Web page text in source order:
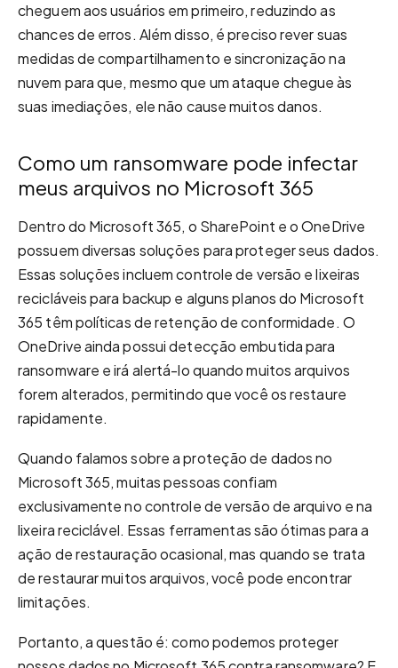
cheguem aos usuários em primeiro, reduzindo as
chances de erros. Além disso, é preciso rever suas
medidas de compartilhamento e sincronização na
nuvem para que, mesmo que um ataque chegue às
suas imediações, ele não cause muitos danos.
Como um ransomware pode infectar
meus arquivos no Microsoft 365
Dentro do Microsoft 365, o SharePoint e o OneDrive
possuem diversas soluções para proteger seus dados.
Essas soluções incluem controle de versão e lixeiras
recicláveis para backup e alguns planos do Microsoft
365 têm políticas de retenção de conformidade. O
OneDrive ainda possui detecção embutida para
ransomware e irá alertá-lo quando muitos arquivos
forem alterados, permitindo que você os restaure
rapidamente.
Quando falamos sobre a proteção de dados no
Microsoft 365, muitas pessoas confiam
exclusivamente no controle de versão de arquivo e na
lixeira reciclável. Essas ferramentas são ótimas para a
ação de restauração ocasional, mas quando se trata
de restaurar muitos arquivos, você pode encontrar
limitações.
Portanto, a questão é: como podemos proteger